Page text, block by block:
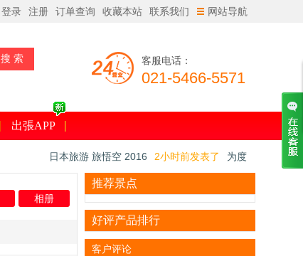
登录 注册 订单查询 收藏本站 联系我们 网站导航
客服电话：
021-5466-5571
出張APP
日本旅游 旅悟空 2016 2小时前发表了
为度
假初访日本？体味古都在京郊
60分钟前预订了
田机场 - 东京市内单程接机/送机(TEST)
日本旅游 旅悟空 2016
日本做的豪华品！全国的『看樱花露天』的温
泉旅馆7选
日本旅游 旅悟空 2016 33分钟前发表了
樱花最新资讯2016
相册
推荐景点
好评产品排行
客户评论